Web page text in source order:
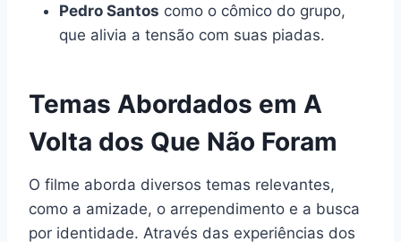
Pedro Santos como o cômico do grupo,
que alivia a tensão com suas piadas.
Temas Abordados em A
Volta dos Que Não Foram
O filme aborda diversos temas relevantes,
como a amizade, o arrependimento e a busca
por identidade. Através das experiências dos